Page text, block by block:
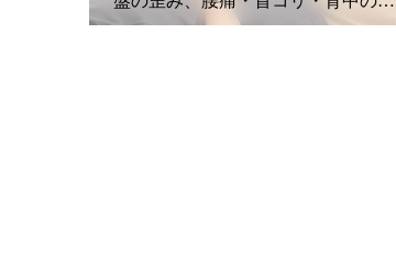
頭痛・眼精疲労